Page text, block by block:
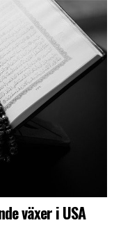
växer i USA